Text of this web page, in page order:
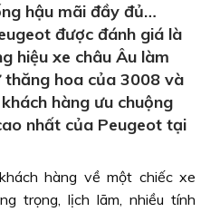
hậu mãi đầy đủ…
được đánh giá là
hiệu xe châu Âu làm
thăng hoa của 3008 và
hàng ưu chuộng
nhất của Peugeot tại
hàng về một chiếc xe
trọng, lịch lãm, nhiều tính